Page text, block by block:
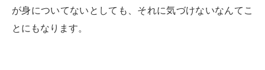
が身についてないとしても、それに気づけないなんてこ
とにもなります。